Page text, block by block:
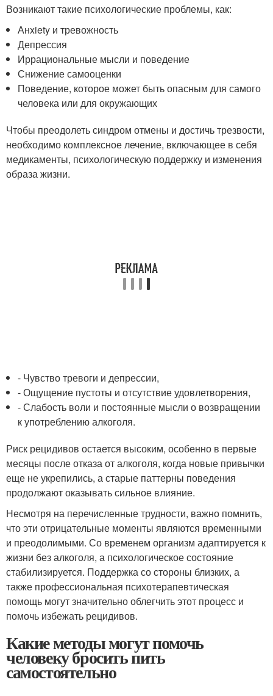
Возникают такие психологические проблемы, как:
Анxiety и тревожность
Депрессия
Иррациональные мысли и поведение
Снижение самооценки
Поведение, которое может быть опасным для самого
человека или для окружающих
Чтобы преодолеть синдром отмены и достичь трезвости,
необходимо комплексное лечение, включающее в себя
медикаменты, психологическую поддержку и изменения
образа жизни.
- Чувство тревоги и депрессии,
- Ощущение пустоты и отсутствие удовлетворения,
- Слабость воли и постоянные мысли о возвращении
к употреблению алкоголя.
Риск рецидивов остается высоким, особенно в первые
месяцы после отказа от алкоголя, когда новые привычки
еще не укрепились, а старые паттерны поведения
продолжают оказывать сильное влияние.
Несмотря на перечисленные трудности, важно помнить,
что эти отрицательные моменты являются временными
и преодолимыми. Со временем организм адаптируется к
жизни без алкоголя, а психологическое состояние
стабилизируется. Поддержка со стороны близких, а
также профессиональная психотерапевтическая
помощь могут значительно облегчить этот процесс и
помочь избежать рецидивов.
Какие методы могут помочь
человеку бросить пить
самостоятельно